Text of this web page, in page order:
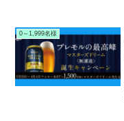
0～1,999名様